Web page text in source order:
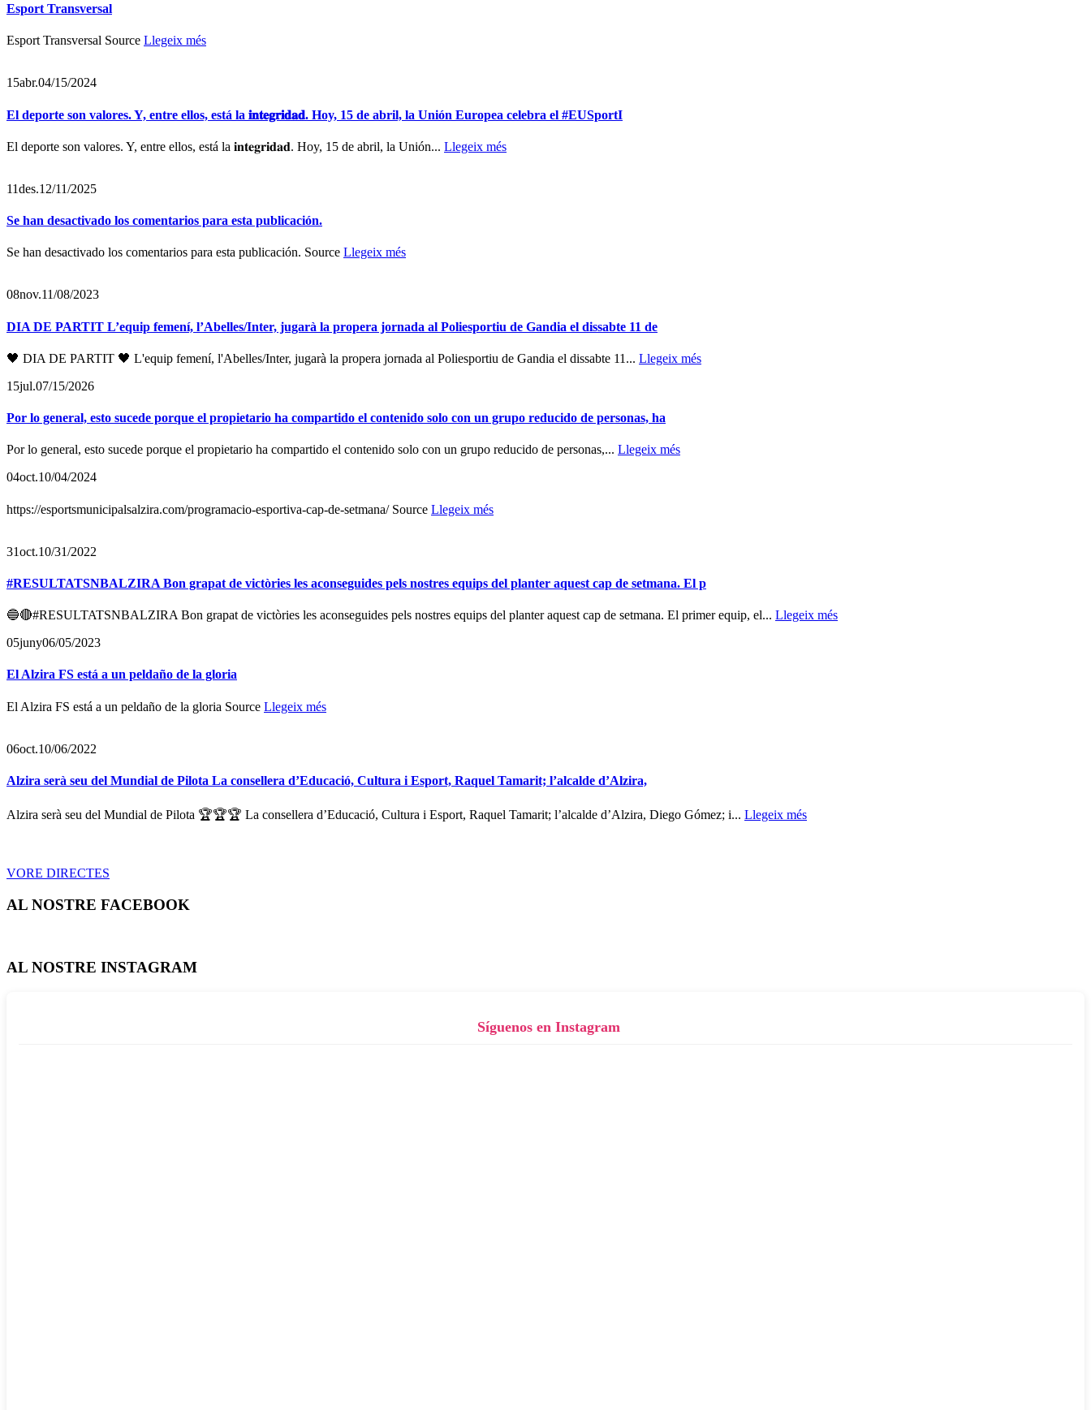
Esport Transversal
Esport Transversal Source Llegeix més
15abr.04/15/2024
El deporte son valores. Y, entre ellos, está la 𝐢𝐧𝐭𝐞𝐠𝐫𝐢𝐝𝐚𝐝. Hoy, 15 de abril, la Unión Europea celebra el #EUSportI
El deporte son valores. Y, entre ellos, está la 𝐢𝐧𝐭𝐞𝐠𝐫𝐢𝐝𝐚𝐝. Hoy, 15 de abril, la Unión... Llegeix més
11des.12/11/2025
Se han desactivado los comentarios para esta publicación.
Se han desactivado los comentarios para esta publicación. Source Llegeix més
08nov.11/08/2023
DIA DE PARTIT L’equip femení, l’Abelles/Inter, jugarà la propera jornada al Poliesportiu de Gandia el dissabte 11 de
🖤 DIA DE PARTIT 🖤 L'equip femení, l'Abelles/Inter, jugarà la propera jornada al Poliesportiu de Gandia el dissabte 11... Llegeix més
15jul.07/15/2026
Por lo general, esto sucede porque el propietario ha compartido el contenido solo con un grupo reducido de personas, ha
Por lo general, esto sucede porque el propietario ha compartido el contenido solo con un grupo reducido de personas,... Llegeix més
04oct.10/04/2024
https://esportsmunicipalsalzira.com/programacio-esportiva-cap-de-setmana/ Source Llegeix més
31oct.10/31/2022
#RESULTATSNBALZIRA Bon grapat de victòries les aconseguides pels nostres equips del planter aquest cap de setmana. El p
🔵🔴#RESULTATSNBALZIRA Bon grapat de victòries les aconseguides pels nostres equips del planter aquest cap de setmana. El primer equip, el... Llegeix més
05juny06/05/2023
El Alzira FS está a un peldaño de la gloria
El Alzira FS está a un peldaño de la gloria Source Llegeix més
06oct.10/06/2022
Alzira serà seu del Mundial de Pilota La consellera d’Educació, Cultura i Esport, Raquel Tamarit; l’alcalde d’Alzira,
Alzira serà seu del Mundial de Pilota 🏆🏆🏆 La consellera d’Educació, Cultura i Esport, Raquel Tamarit; l’alcalde d’Alzira, Diego Gómez; i... Llegeix més
VORE DIRECTES
AL NOSTRE FACEBOOK
AL NOSTRE INSTAGRAM
Síguenos en Instagram